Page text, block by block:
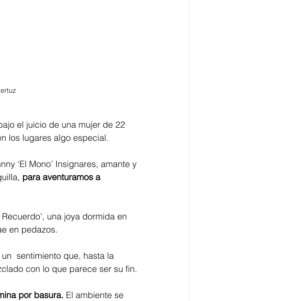
el juicio de una mujer de 22
los lugares algo especial.
‘El Mono’ Insignares, amante y
para aventuramos a
una joya dormida en
en pedazos.
con lo que parece ser su fin.
por basura. El ambiente se